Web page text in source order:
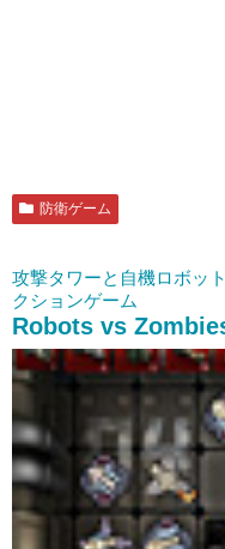
防衛ゲーム
攻撃タワーと自機ロボッ
クションゲーム
Robots vs